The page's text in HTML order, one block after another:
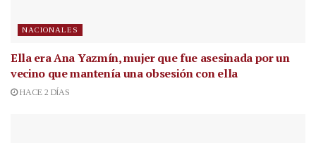
NACIONALES
Ella era Ana Yazmín, mujer que fue asesinada por un
vecino que mantenía una obsesión con ella
HACE 2 DÍAS